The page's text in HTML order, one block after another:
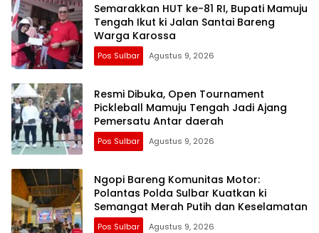
Semarakkan HUT ke-81 RI, Bupati Mamuju
Tengah Ikut ki Jalan Santai Bareng
Warga Karossa
Pos Sulbar Agustus 9, 2026
Resmi Dibuka, Open Tournament
Pickleball Mamuju Tengah Jadi Ajang
Pemersatu Antar daerah
Pos Sulbar Agustus 9, 2026
Ngopi Bareng Komunitas Motor:
Polantas Polda Sulbar Kuatkan ki
Semangat Merah Putih dan Keselamatan
Pos Sulbar Agustus 9, 2026